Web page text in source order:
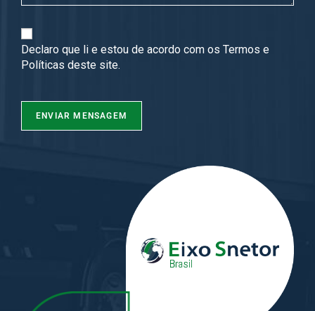
Declaro que li e estou de acordo com os Termos e
Políticas deste site.